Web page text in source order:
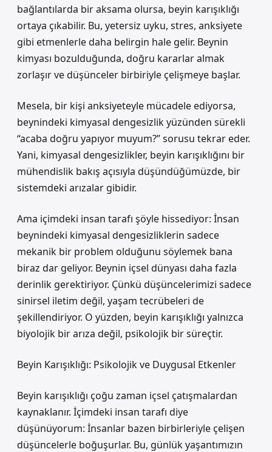
bağlantılarda bir aksama olursa, beyin karışıklığı
ortaya çıkabilir. Bu, yetersiz uyku, stres, anksiyete
gibi etmenlerle daha belirgin hale gelir. Beynin
kimyası bozulduğunda, doğru kararlar almak
zorlaşır ve düşünceler birbiriyle çelişmeye başlar.
Mesela, bir kişi anksiyeteyle mücadele ediyorsa,
beynindeki kimyasal dengesizlik yüzünden sürekli
“acaba doğru yapıyor muyum?” sorusu tekrar eder.
Yani, kimyasal dengesizlikler, beyin karışıklığını bir
mühendislik bakış açısıyla düşündüğümüzde, bir
sistemdeki arızalar gibidir.
Ama içimdeki insan tarafı şöyle hissediyor: İnsan
beynindeki kimyasal dengesizliklerin sadece
mekanik bir problem olduğunu söylemek bana
biraz dar geliyor. Beynin içsel dünyası daha fazla
derinlik gerektiriyor. Çünkü düşüncelerimizi sadece
sinirsel iletim değil, yaşam tecrübeleri de
şekillendiriyor. O yüzden, beyin karışıklığı yalnızca
biyolojik bir arıza değil, psikolojik bir süreçtir.
Beyin Karışıklığı: Psikolojik ve Duygusal Etkenler
Beyin karışıklığı çoğu zaman içsel çatışmalardan
kaynaklanır. İçimdeki insan tarafı diye
düşünüyorum: İnsanlar bazen birbirleriyle çelişen
düşüncelerle boğuşurlar. Bu, günlük yaşantımızın